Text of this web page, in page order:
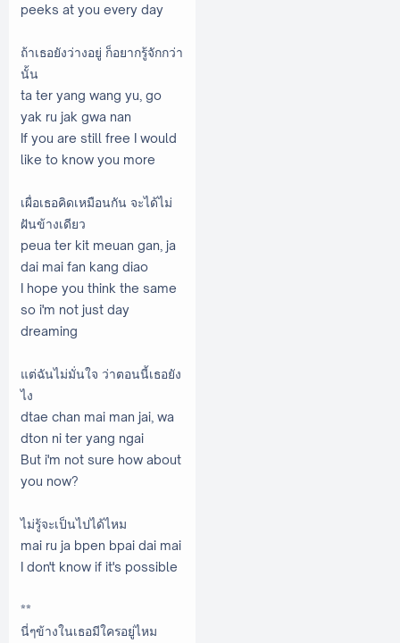
peeks at you every day
ถ้าเธอยังว่างอยู่ ก็อยากรู้จักกว่า
นั้น
ta ter yang wang yu, go
yak ru jak gwa nan
If you are still free I would
like to know you more
เผื่อเธอคิดเหมือนกัน จะได้ไม่
ฝันข้างเดียว
peua ter kit meuan gan, ja
dai mai fan kang diao
I hope you think the same
so i'm not just day
dreaming
แต่ฉันไม่มั่นใจ ว่าตอนนี้เธอยัง
ไง
dtae chan mai man jai, wa
dton ni ter yang ngai
But i'm not sure how about
you now?
ไม่รู้จะเป็นไปได้ไหม
mai ru ja bpen bpai dai mai
I don't know if it's possible
**
นี่ๆข้างในเธอมีใครอยู่ไหม